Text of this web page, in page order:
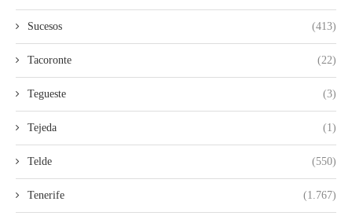
Sucesos (413)
Tacoronte (22)
Tegueste (3)
Tejeda (1)
Telde (550)
Tenerife (1.767)